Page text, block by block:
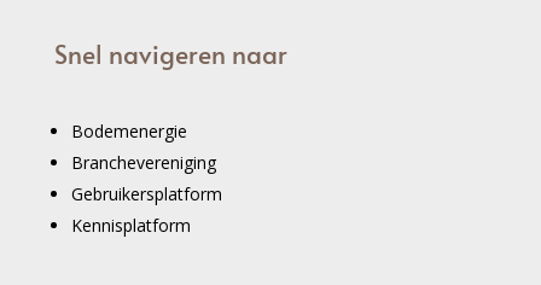
Snel navigeren naar
Bodemenergie
Branchevereniging
Gebruikersplatform
Kennisplatform